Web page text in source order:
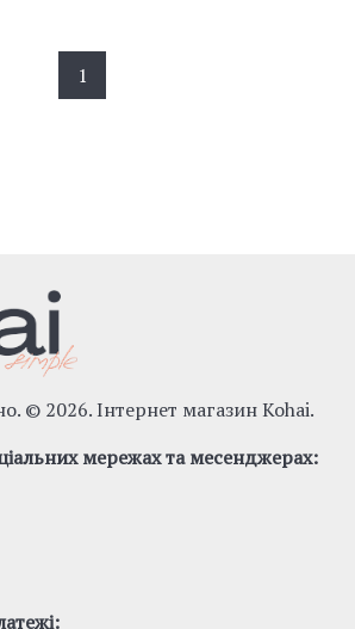
1
© 2026. Інтернет магазин Kohai.
мережах та месенджерах: